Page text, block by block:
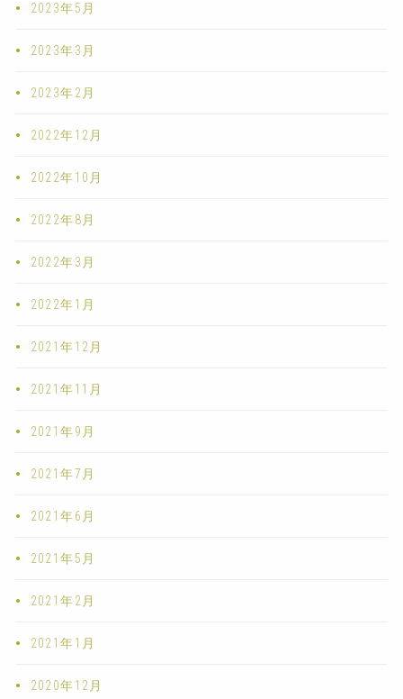
2023年5月
2023年3月
2023年2月
2022年12月
2022年10月
2022年8月
2022年3月
2022年1月
2021年12月
2021年11月
2021年9月
2021年7月
2021年6月
2021年5月
2021年2月
2021年1月
2020年12月